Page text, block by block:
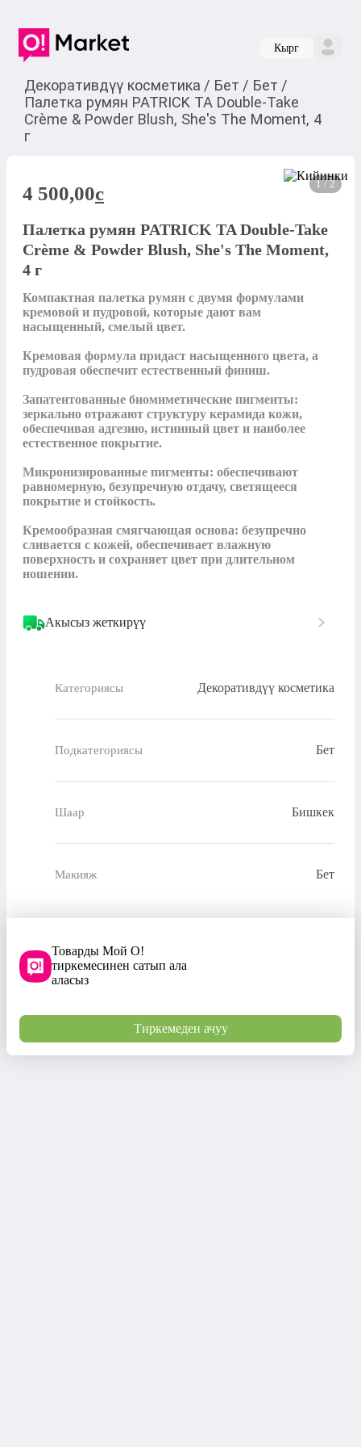
Кырг
Декоративдүү косметика / Бет / Бет /
Палетка румян PATRICK TA Double-Take
Crème & Powder Blush, She's The Moment, 4
г
1 / 2
4 500,00c
Палетка румян PATRICK TA Double-Take
Crème & Powder Blush, She's The Moment,
4 г
Компактная палетка румян с двумя формулами
кремовой и пудровой, которые дают вам
насыщенный, смелый цвет.
Кремовая формула придаст насыщенного цвета, а
пудровая обеспечит естественный финиш.
Запатентованные биомиметические пигменты:
зеркально отражают структуру керамида кожи,
обеспечивая адгезию, истинный цвет и наиболее
естественное покрытие.
Микронизированные пигменты: обеспечивают
равномерную, безупречную отдачу, светящееся
покрытие и стойкость.
Кремообразная смягчающая основа: безупречно
сливается с кожей, обеспечивает влажную
поверхность и сохраняет цвет при длительном
ношении.
Акысыз жеткирүү
Категориясы Декоративдүү косметика
Подкатегориясы Бет
Шаар Бишкек
Макияж Бет
Товарды Мой О!
тиркемесинен сатып ала
аласыз
Тиркемеден ачуу